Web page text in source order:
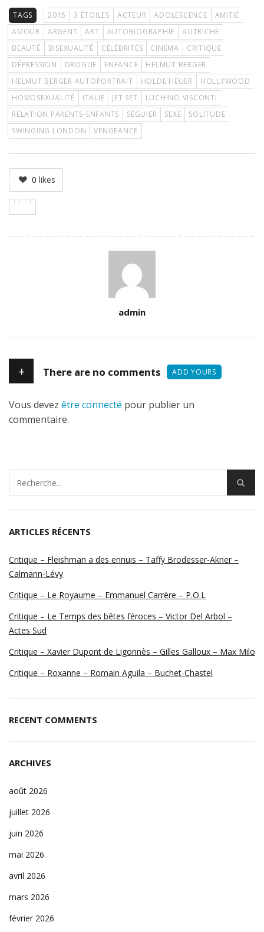
TAGS 2015 3 ÉTOILES ACTEUR ADOLESCENCE
AMITIÉ
AMOUR
ARGENT ART AUTOBIOGRAPHIE
AUTRICHE
BEAUTÉ
BISEXUALITÉ CÉLÉBRITÉS CINÉMA
CRITIQUE
DÉPRESSION
DROGUE ENFANCE
HELMUT BERGER
HELMUT BERGER AUTOPORTRAIT
HOLDE HEUER
HOLLYWOOD
HOMOSEXUALITÉ
ITALIE JET SET
LUCHINO VISCONTI
RELATION PARENTS-ENFANTS
SÉGUIER SEXE
SOLITUDE
SWINGING LONDON
VENGEANCE
0 likes
admin
+ There are no comments ADD YOURS
Vous devez être connecté pour publier un
commentaire.
ARTICLES RÉCENTS
Critique – Fleishman a des ennuis – Taffy Brodesser-Akner –
Calmann-Lévy
Critique – Le Royaume – Emmanuel Carrère – P.O.L
Critique – Le Temps des bêtes féroces – Victor Del Arbol –
Actes Sud
Critique – Xavier Dupont de Ligonnès – Gilles Galloux – Max Milo
Critique – Roxanne – Romain Aguila – Buchet-Chastel
RECENT COMMENTS
ARCHIVES
août 2026
juillet 2026
juin 2026
mai 2026
avril 2026
mars 2026
février 2026